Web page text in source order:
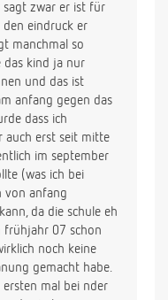
sagt zwar er ist für
den eindruck er
manchmal so
das kind ja nur
und das ist
anfang gegen das
dass ich
auch erst seit mitte
im september
(was ich bei
von anfang
da die schule eh
frühjahr 07 schon
noch keine
gemacht habe.
mal bei nder